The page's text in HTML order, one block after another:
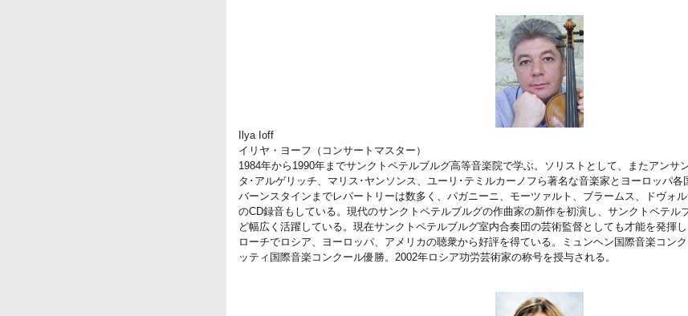
Ilya Ioff
イリヤ・ヨーフ（コンサートマスター）
1984年から1990年までサンクトペテルブルグ高等音楽院で学ぶ。ソリストとして、またアンサ
タ･アルゲリッチ、マリス･ヤンソンス、ユーリ･テミルカーノフら著名な音楽家とヨーロッパ各
バーンスタインまでレパートリーは数多く、パガニーニ、モーツァルト、ブラームス、ドヴォ
のCD録音もしている。現代のサンクトペテルブルグの作曲家の新作を初演し、サンクトペテル
ど幅広く活躍している。現在サンクトペテルブルグ室内合奏団の芸術監督としても才能を発揮
ローチでロシア、ヨーロッパ、アメリカの聴衆から好評を得ている。ミュンヘン国際音楽コン
ッティ国際音楽コンクール優勝。2002年ロシア功労芸術家の称号を授与される。